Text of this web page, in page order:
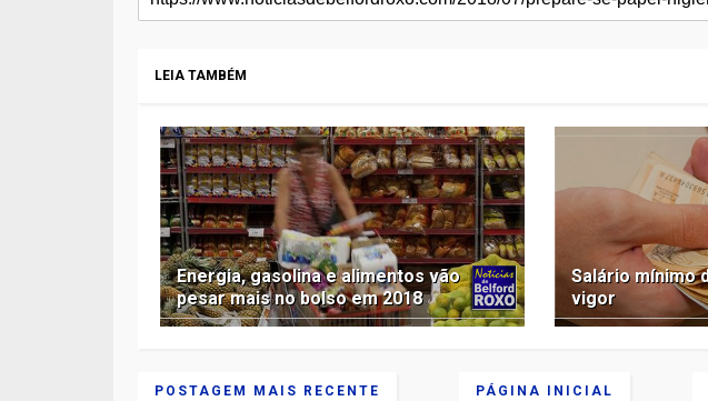
LEIA TAMBÉM
Energia, gasolina e alimentos vão
pesar mais no bolso em 2018
Salário mínimo
vigor
POSTAGEM MAIS RECENTE PÁGINA INICIAL